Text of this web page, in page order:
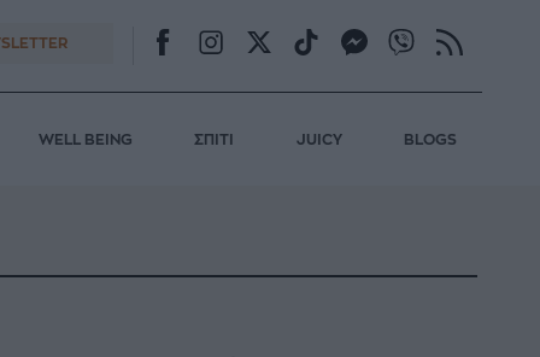
WELL BEING ΣΠΙΤΙ JUICY BLOGS